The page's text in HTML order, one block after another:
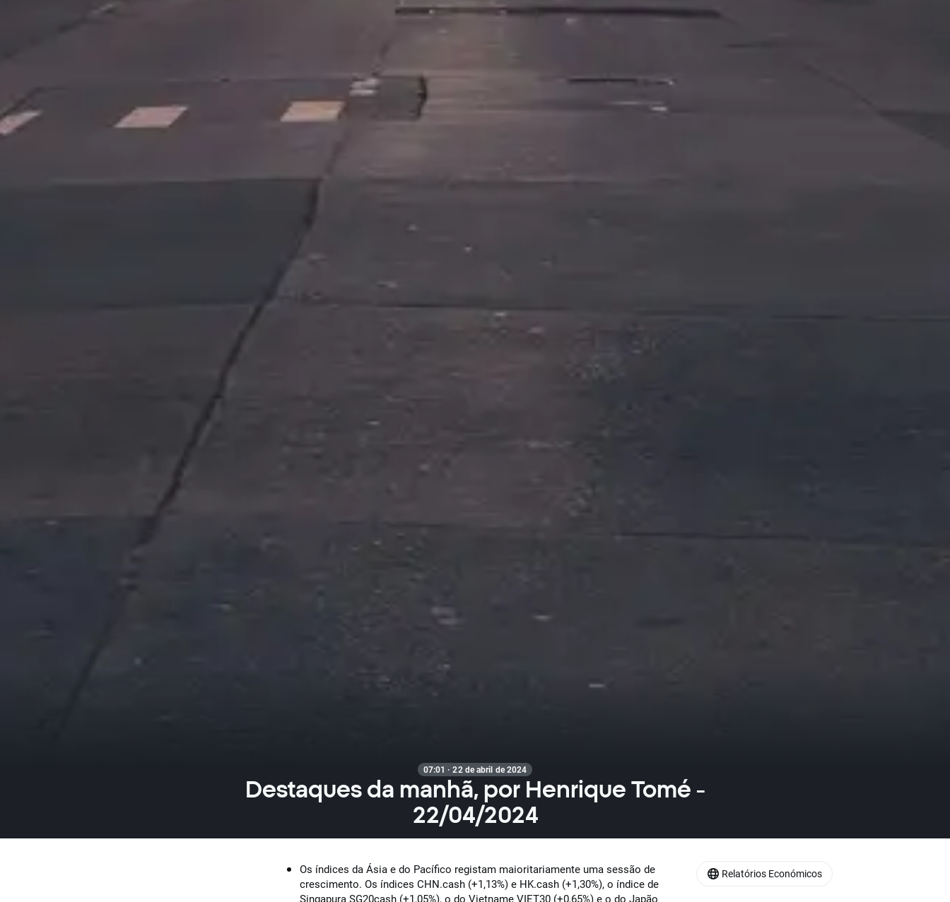
07:01 · 22 de abril de 2024
Destaques da manhã, por Henrique Tomé -
22/04/2024
Os índices da Ásia e do Pacífico registam maioritariamente uma sessão de
crescimento. Os índices CHN.cash (+1,13%) e HK.cash (+1,30%), o índice de
Singapura SG20cash (+1,05%), o do Vietname VIET30 (+0,65%) e o do Japão
Relatórios Económicos